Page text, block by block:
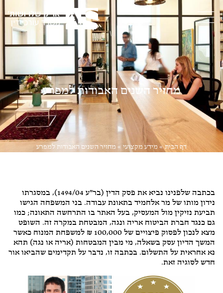
מחזיר השנים האבודות למפרע
דף הבית» מידע מקצועי » מחזיר השנים האבודות למפרע
בכתבה שלפנינו נביא את פסק הדין (בר"ע 1494/04), במסגרתו
נידון מותו של מר אלחמיד בתאונת עבודה. בני המשפחה הגישו
תביעת נזיקין מול המעסיק, בעל האתר בו התרחשה התאונה; כמו
גם כנגד חברת הביטוח אריה ונגה, המבטחת במקרה זה. השופט
מצא לנכון לפסוק פיצויים של 100,000 ₪ למשפחת המנוח כאשר
המשך הדיון עסק בשאלה, מי מבין המבטחות (אריה או נגה) תהא
נא אחראית על התשלום. בכתבה זו, נדבר על תקדימים שהביאו אור
חדש לסוגיה זאת.